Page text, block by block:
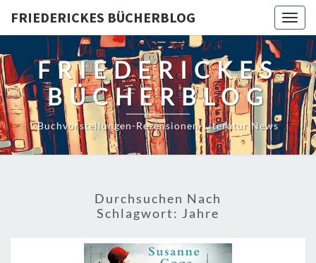
content
FRIEDERICKES BÜCHERBLOG
FRIEDERICKES
BÜCHERBLOG
Buchvorstellungen-Rezensionen-Literatur News
Durchsuchen Nach
Schlagwort: Jahre